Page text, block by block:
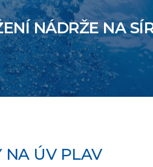
NÁDRŽE NA
NA ÚV PLAV